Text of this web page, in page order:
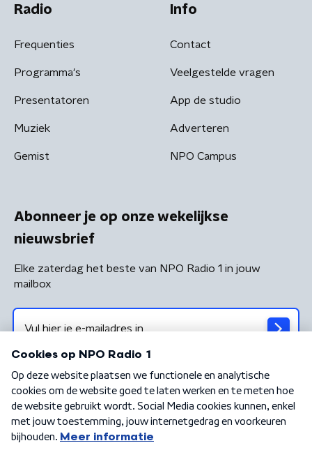
Radio
Frequenties
Programma's
Presentatoren
Muziek
Gemist
Info
Contact
Veelgestelde vragen
App de studio
Adverteren
NPO Campus
Abonneer je op onze wekelijkse
nieuwsbrief
Elke zaterdag het beste van NPO Radio 1 in jouw
mailbox
Algemene voorwaarden